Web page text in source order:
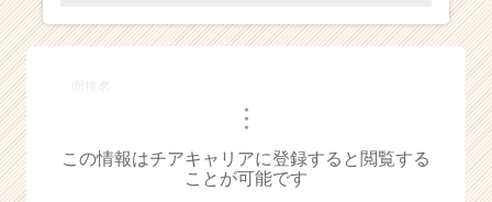
ー・
成
ら
ス
面接名
・・・
この情報はチアキャリアに登録すると閲覧する
ことが可能です